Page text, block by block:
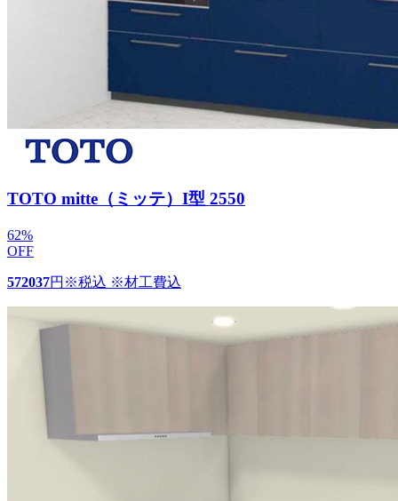
TOTO mitte（ミッテ）I型 2550
62%
OFF
572037円 ※税込 ※材工費込